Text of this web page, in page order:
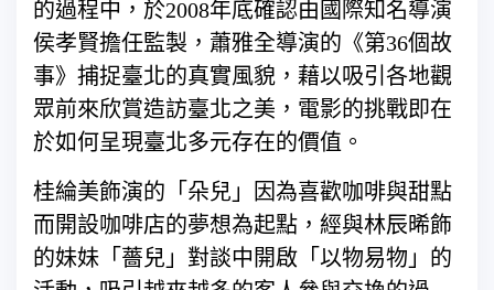
的過程中，於2008年底確認由國際知名導演
侯孝賢擔任監製，蕭雅全導演的《第36個故
事》捕捉臺北的真實風貌，藉以吸引各地觀
眾前來欣賞造訪臺北之美，電影的挑戰即在
於如何呈現臺北多元存在的價值。
桂綸美飾演的「朵兒」因為喜歡咖啡與甜點
而開設咖啡店的夢想為起點，經與林辰晞飾
的妹妹「薔兒」對談中開啟「以物易物」的